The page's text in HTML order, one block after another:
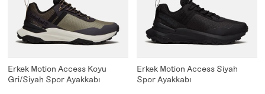
Erkek Motion Access Koyu
Gri/Siyah Spor Ayakkabı
Erkek Motion Access Siyah
Spor Ayakkabı